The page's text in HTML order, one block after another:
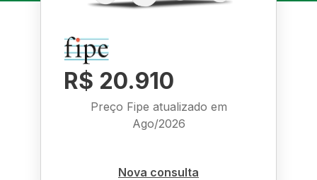
R$ 20.910
Preço Fipe atualizado em
Ago/2026
Nova consulta